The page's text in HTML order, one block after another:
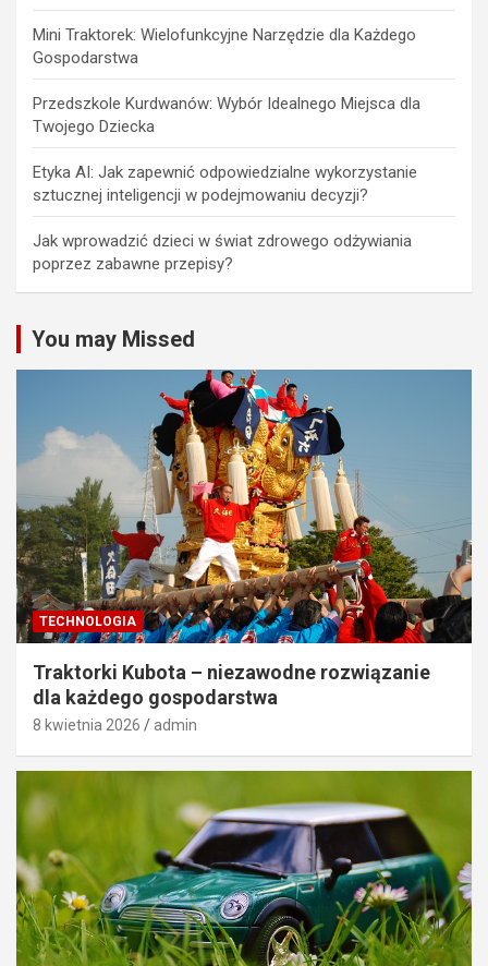
Mini Traktorek: Wielofunkcyjne Narzędzie dla Każdego
Gospodarstwa
Przedszkole Kurdwanów: Wybór Idealnego Miejsca dla
Twojego Dziecka
Etyka AI: Jak zapewnić odpowiedzialne wykorzystanie
sztucznej inteligencji w podejmowaniu decyzji?
Jak wprowadzić dzieci w świat zdrowego odżywiania
poprzez zabawne przepisy?
You may Missed
TECHNOLOGIA
Traktorki Kubota – niezawodne rozwiązanie
dla każdego gospodarstwa
8 kwietnia 2026 admin